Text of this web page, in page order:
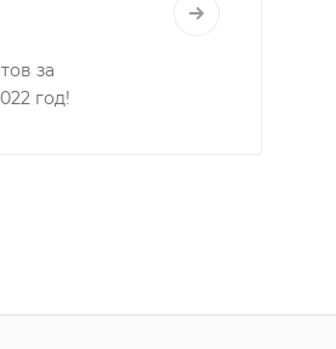
за
год!